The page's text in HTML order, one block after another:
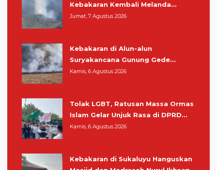
Kebakaran Kembali Melanda
Kawasan Gunung Gede Pangrango
Jumat, 7 Agustus 2026
Kebakaran di Alun-alun
Suryakancana Gunung Gede
Pangrango, Relawan dan Warga
Kamis, 6 Agustus 2026
Tolak LGBT, Ratusan Massa Ormas
Islam Gelar Unjuk Rasa di DPRD
Cianjur
Kamis, 6 Agustus 2026
Kebakaran di Sukaluyu Hanguskan